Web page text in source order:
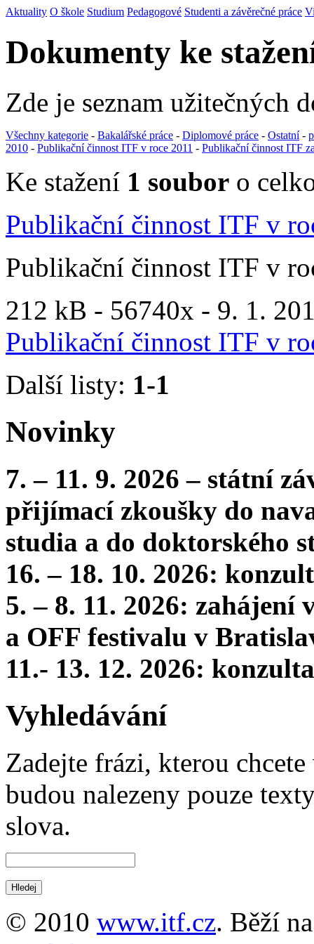
Aktuality O škole Studium Pedagogové Studenti a závěrečné práce
Dokumenty ke
Zde je seznam užitečných
Všechny kategorie - Bakalářské práce - Diplomové práce - Ostatní-
2010 - Publikační činnost ITF v roce 2011 - Publikační činnost ITF
Ke stažení 1 soubor o
Publikační činnost ITF v
Publikační činnost ITF v
212 kB - 56740x - 9. 1.
Publikační činnost ITF v
Další listy: 1-1
Novinky
7. – 11. 9. 2026 – státní
přijímací zkoušky do
studia a do doktorského
16. – 18. 10. 2026:
5. – 8. 11. 2026:
a OFF festivalu v
11.- 13. 12. 2026:
Vyhledávání
Zadejte frázi, kterou
budou nalezeny pouze
slova.
© 2010 www.itf.cz. Běží